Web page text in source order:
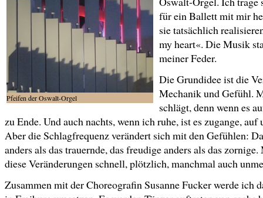
Pfeifen der Oswalt-Orgel
für ein Ballett mit mir
sie tatsächlich
my heart«. Die Musik
meiner Feder.
Die Grundidee ist die
Mechanik und Gefühl.
schlägt, denn wenn es
zu Ende. Und auch nachts, wenn ich ruhe, ist es zugange, auf
Aber die Schlagfrequenz verändert sich mit den Gefühlen:
anders als das trauernde, das freudige anders als das
diese Veränderungen schnell, plötzlich, manchmal auch
Zusammen mit der Choreografin Susanne Fucker werde ich